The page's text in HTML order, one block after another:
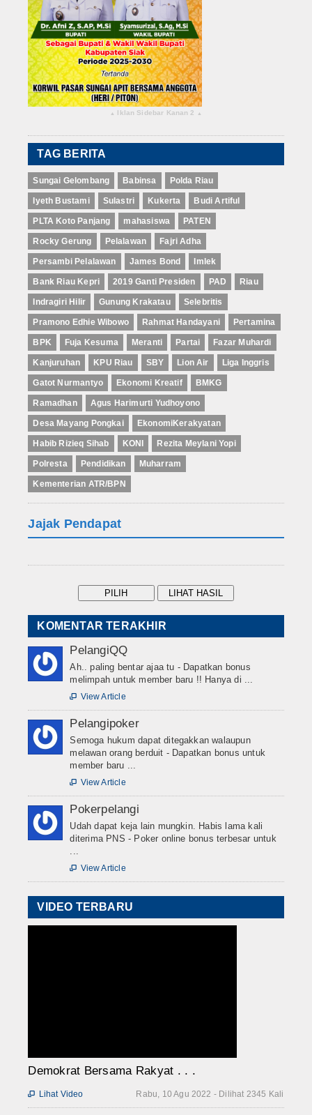
▴ Iklan Sidebar Kanan 2 ▴
TAG BERITA
Sungai Gelombang Babinsa Polda Riau
Iyeth Bustami Sulastri Kukerta Budi Artiful
PLTA Koto Panjang mahasiswa PATEN
Rocky Gerung Pelalawan Fajri Adha
Persambi Pelalawan James Bond Imlek
Bank Riau Kepri 2019 Ganti Presiden PAD Riau
Indragiri Hilir Gunung Krakatau Selebritis
Pramono Edhie Wibowo Rahmat Handayani Pertamina
BPK Fuja Kesuma Meranti Partai Fazar Muhardi
Kanjuruhan KPU Riau SBY Lion Air Liga Inggris
Gatot Nurmantyo Ekonomi Kreatif BMKG
Ramadhan Agus Harimurti Yudhoyono
Desa Mayang Pongkai EkonomiKerakyatan
Habib Rizieq Sihab KONI Rezita Meylani Yopi
Polresta Pendidikan Muharram
Kementerian ATR/BPN
Jajak Pendapat
KOMENTAR TERAKHIR
PelangiQQ
Ah.. paling bentar ajaa tu - Dapatkan bonus
melimpah untuk member baru !! Hanya di ...
 View Article
Pelangipoker
Semoga hukum dapat ditegakkan walaupun
melawan orang berduit - Dapatkan bonus untuk
member baru ...
 View Article
Pokerpelangi
Udah dapat keja lain mungkin. Habis lama kali
diterima PNS - Poker online bonus terbesar untuk
...
 View Article
VIDEO TERBARU
Demokrat Bersama Rakyat . . .
Rabu, 10 Agu 2022 - Dilihat 2345 Kali
 Lihat Video